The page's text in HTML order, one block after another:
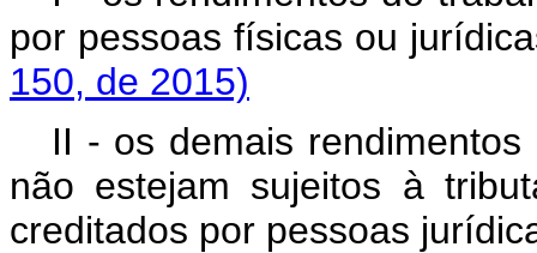
por pessoas físicas ou
150, de 2015)
II - os demais
não estejam sujeitos à
creditados por pessoas